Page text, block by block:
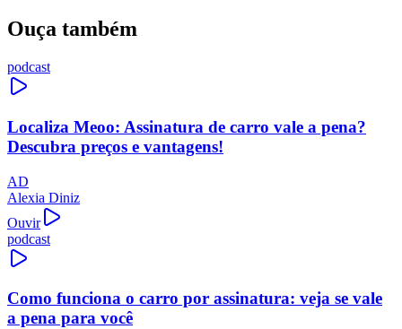
Ouça também
podcast
Localiza Meoo: Assinatura de carro vale a pena?
Descubra preços e vantagens!
AD
Alexia Diniz
Ouvir
podcast
Como funciona o carro por assinatura: veja se vale
a pena para você